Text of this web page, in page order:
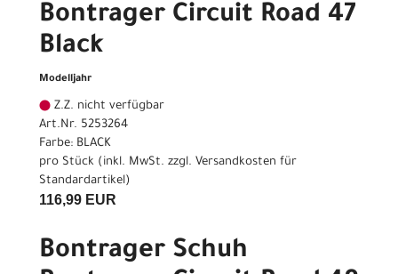
Bontrager Circuit Road 47
Black
Modelljahr
Z.Z. nicht verfügbar
Art.Nr. 5253264
Farbe: BLACK
pro Stück (inkl. MwSt. zzgl. Versandkosten für
Standardartikel)
116,99 EUR
Bontrager Schuh